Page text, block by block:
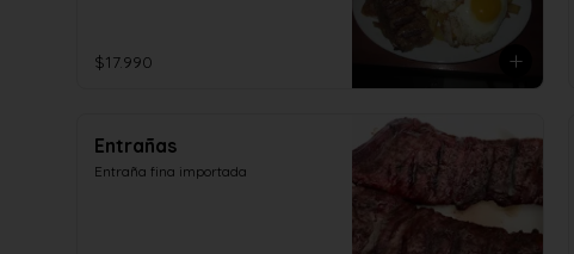
$17.990
Entrañas
Entraña fina importada